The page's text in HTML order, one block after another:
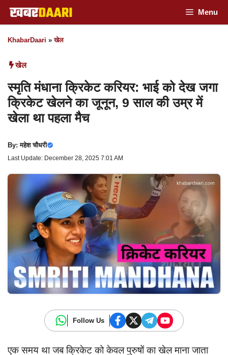
Skip
to
content
Menu
KhabarDaari »खेल
खेल
स्मृति मंधाना क्रिकेट करियर: भाई को देख जगा
क्रिकेट खेलने का जूनून, 9 साल की उम्र में
खेला था पहला मैच
By:महेश चौधरी
Last Update: December 28, 2025 7:01 AM
Follow Us
एक समय था जब क्रिकेट को केवल पुरुषों का खेल माना जाता